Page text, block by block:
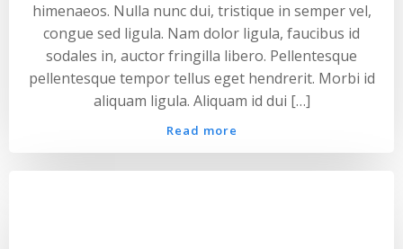
himenaeos. Nulla nunc dui, tristique in semper vel,
congue sed ligula. Nam dolor ligula, faucibus id
sodales in, auctor fringilla libero. Pellentesque
pellentesque tempor tellus eget hendrerit. Morbi id
aliquam ligula. Aliquam id dui […]
Read more